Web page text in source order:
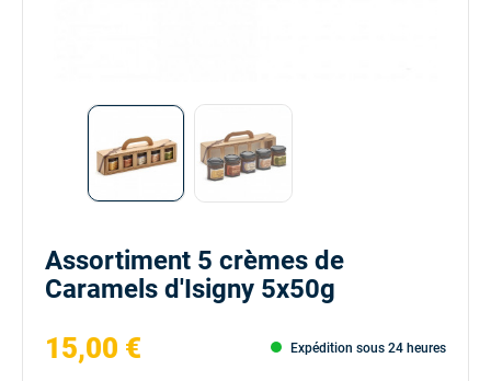
Assortiment 5 crèmes de
Caramels d'Isigny 5x50g
15,00 € Expédition sous 24 heures